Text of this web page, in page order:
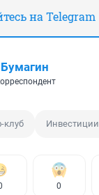
на Telegram
клуб Инвестиции
0